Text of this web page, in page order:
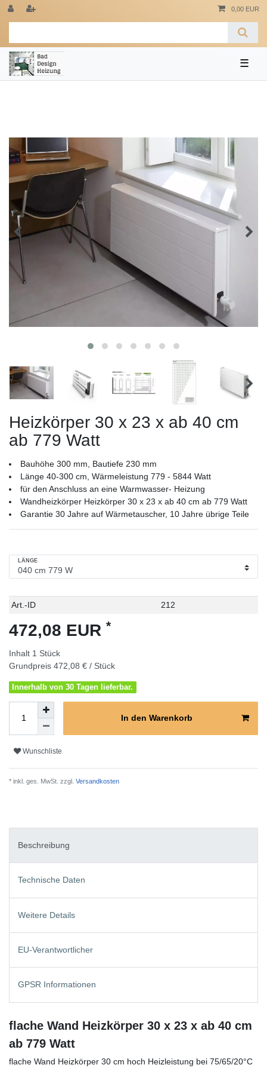
0,00 EUR
☰
Heizkörper 30 x 23 x ab 40 cm
ab 779 Watt
Bauhöhe 300 mm, Bautiefe 230 mm
Länge 40-300 cm, Wärmeleistung 779 - 5844 Watt
für den Anschluss an eine Warmwasser- Heizung
Wandheizkörper Heizkörper 30 x 23 x ab 40 cm ab 779 Watt
Garantie 30 Jahre auf Wärmetauscher, 10 Jahre übrige Teile
LÄNGE
Technisches
Wert
Art.-ID 212
472,08 EUR *
Inhalt 1 Stück
Grundpreis 472,08 € / Stück
Innerhalb von 30 Tagen lieferbar.
In den Warenkorb
Wunschliste
* inkl. ges. MwSt. zzgl. Versandkosten
Beschreibung
Technische Daten
Weitere Details
EU-Verantwortlicher
GPSR Informationen
flache Wand Heizkörper 30 x 23 x ab 40 cm
ab 779 Watt
flache Wand Heizkörper 30 cm hoch Heizleistung bei 75/65/20°C